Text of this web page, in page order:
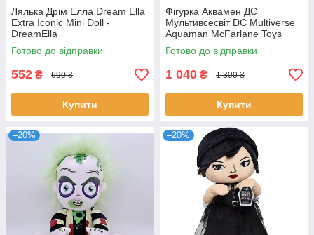
Лялька Дрім Елла Dream Ella
Extra Iconic Mini Doll -
DreamElla
Готово до відправки
552 ₴ 690 ₴
Купити
Фігурка Аквамен ДС
Мультивсесвіт DC Multiverse
Aquaman McFarlane Toys
Готово до відправки
1 040 ₴ 1 300 ₴
Купити
–20% –20%